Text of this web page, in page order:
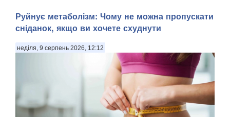
Руйнує метаболізм: Чому не можна пропускати
сніданок, якщо ви хочете схуднути
неділя, 9 серпень 2026, 12:12